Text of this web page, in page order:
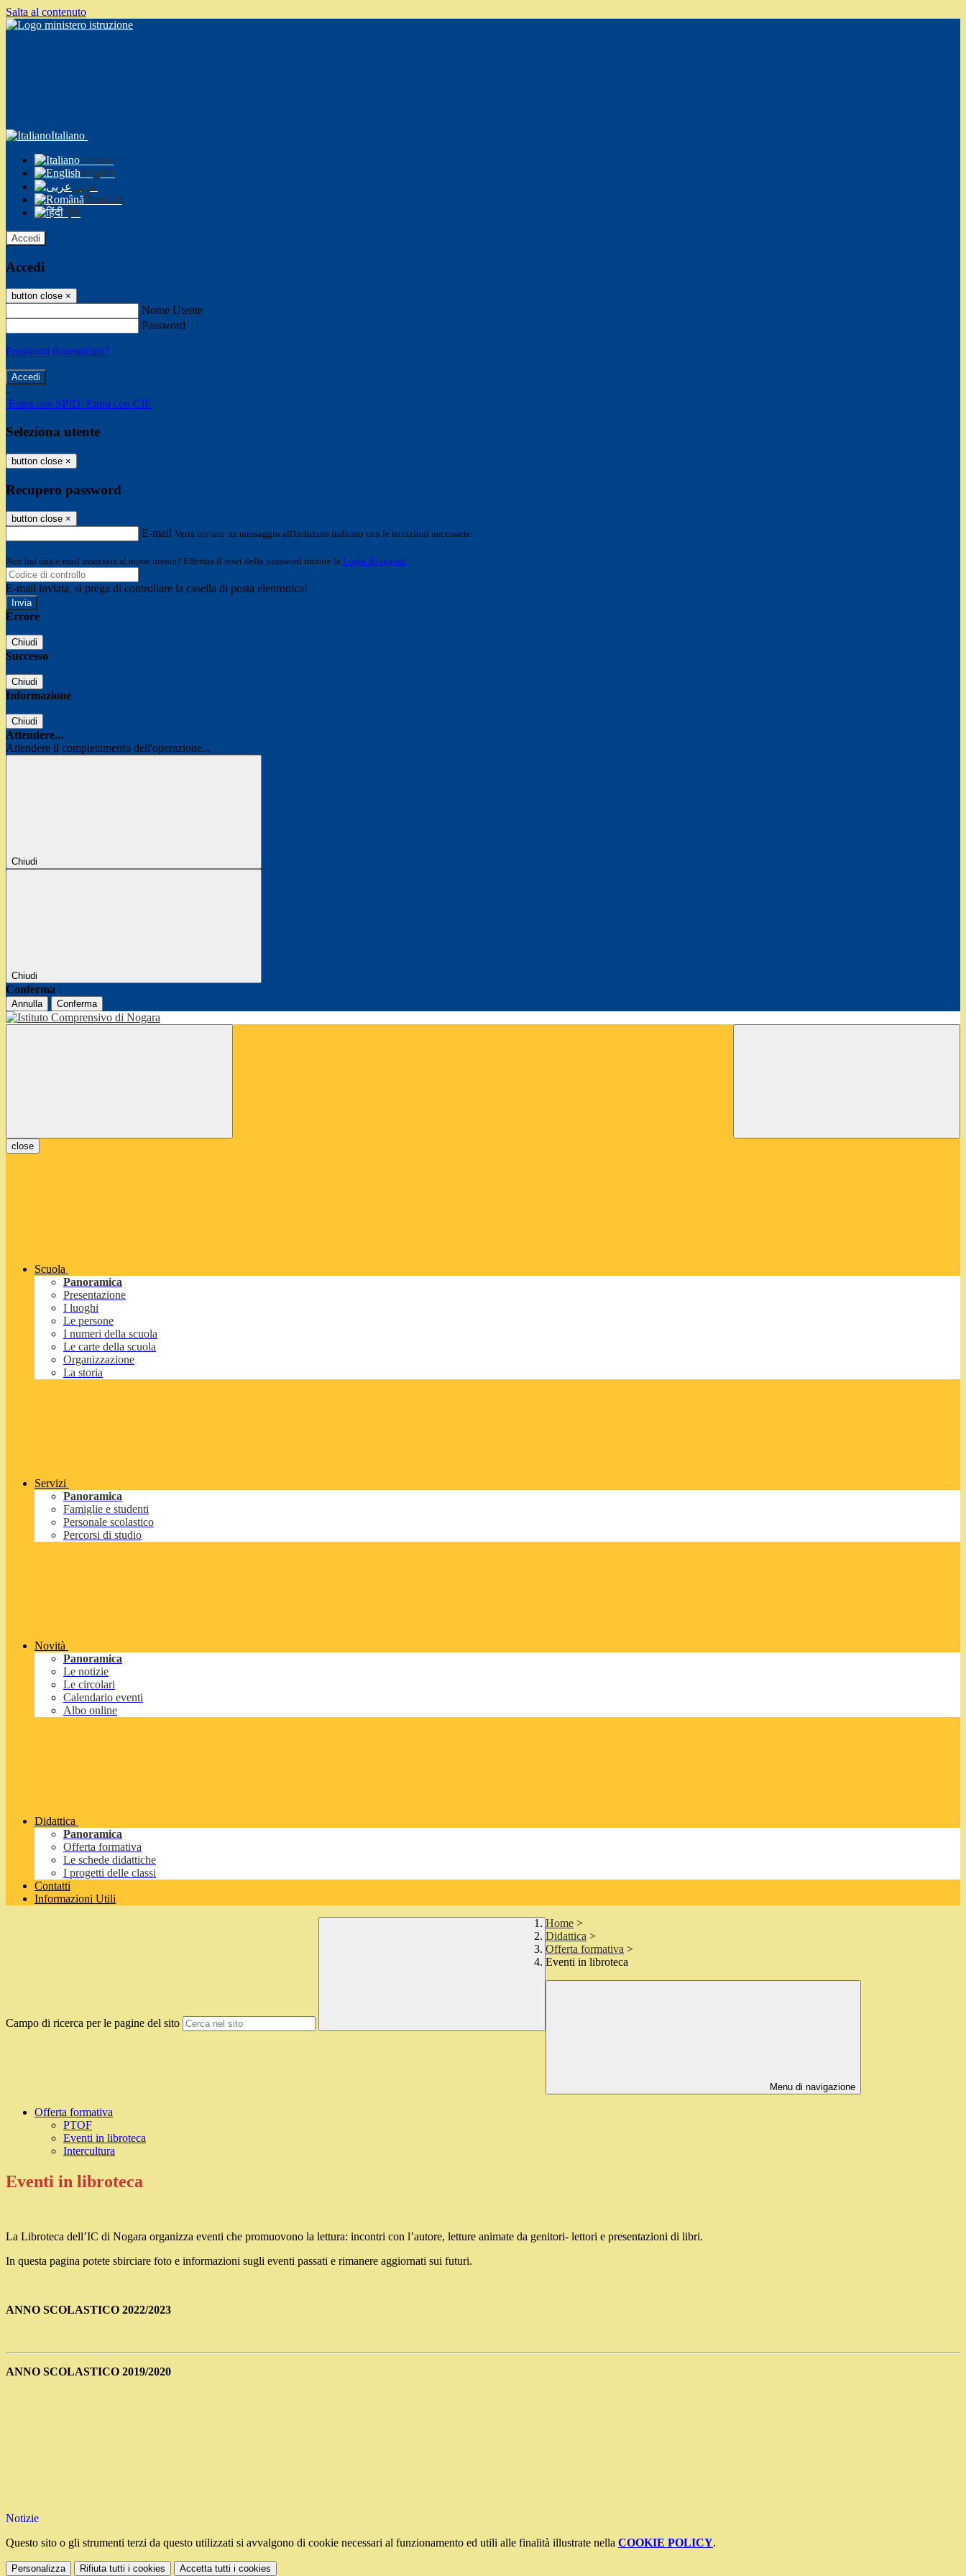
Salta al contenuto
Italiano
Italiano
English
عربى
Română
हिंदी
Accedi
Accedi
button close ×
Nome Utente
Password
Password dimenticata?
-
Entra con SPID Entra con CIE
Seleziona utente
button close ×
Recupero password
button close ×
E-mail Verrà inviato un messaggio all'indirizzo indicato con le istruzioni necessarie.
Non hai una e-mail associata al nome utente? Effettua il reset della password tramite la Login Spaggiari
E-mail inviata, si prega di controllare la casella di posta elettronica!
Errore
Chiudi
Successo
Chiudi
Informazione
Chiudi
Attendere...
Attendere il completamento dell'operazione...
Chiudi
Chiudi
Conferma
Annulla Conferma
close
Scuola
Panoramica
Presentazione
I luoghi
Le persone
I numeri della scuola
Le carte della scuola
Organizzazione
La storia
Servizi
Panoramica
Famiglie e studenti
Personale scolastico
Percorsi di studio
Novità
Panoramica
Le notizie
Le circolari
Calendario eventi
Albo online
Didattica
Panoramica
Offerta formativa
Le schede didattiche
I progetti delle classi
Contatti
Informazioni Utili
Campo di ricerca per le pagine del sito
Home >
Didattica >
Offerta formativa >
Eventi in libroteca
Menu di navigazione
Offerta formativa
PTOF
Eventi in libroteca
Intercultura
Eventi in libroteca
La Libroteca dell’IC di Nogara organizza eventi che promuovono la lettura: incontri con l’autore, letture animate da genitori- lettori e presentazioni di libri.
In questa pagina potete sbirciare foto e informazioni sugli eventi passati e rimanere aggiornati sui futuri.
ANNO SCOLASTICO 2022/2023
ANNO SCOLASTICO 2019/2020
Notizie
Questo sito o gli strumenti terzi da questo utilizzati si avvalgono di cookie necessari al funzionamento ed utili alle finalità illustrate nella COOKIE POLICY.
Personalizza Rifiuta tutti i cookies Accetta tutti i cookies